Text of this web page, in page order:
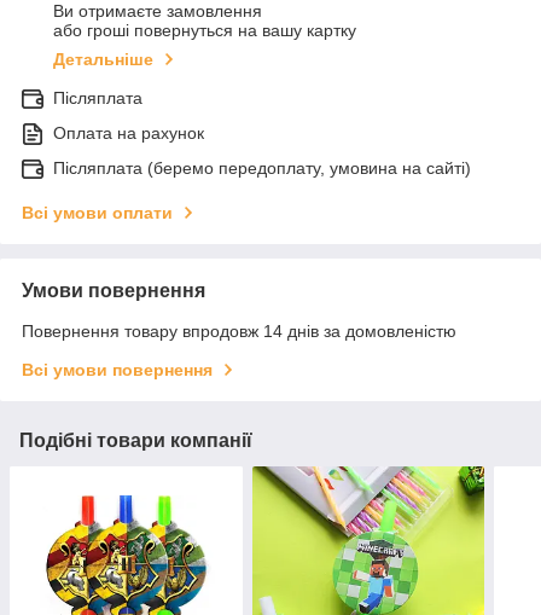
Ви отримаєте замовлення
або гроші повернуться на вашу картку
Детальніше
Післяплата
Оплата на рахунок
Післяплата (беремо передоплату, умовина на сайті)
Всі умови оплати
Умови повернення
Повернення товару впродовж 14 днів за домовленістю
Всі умови повернення
Подібні товари компанії